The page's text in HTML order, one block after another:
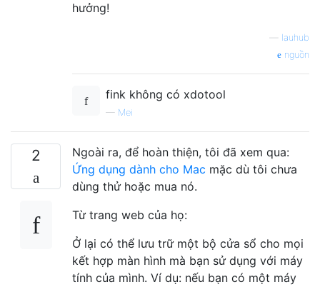
hưởng!
lauhub
nguồn
fink không có xdotool
— Mei
2
Ngoài ra, để hoàn thiện, tôi đã xem qua:
Ứng dụng dành cho Mac mặc dù tôi chưa
dùng thử hoặc mua nó.
Từ trang web của họ:
Ở lại có thể lưu trữ một bộ cửa sổ cho mọi
kết hợp màn hình mà bạn sử dụng với máy
tính của mình. Ví dụ: nếu bạn có một máy